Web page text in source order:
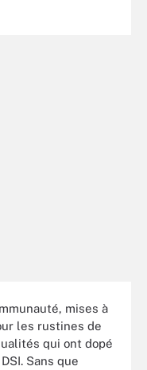
mises à
les rustines de
qui ont dopé
Sans que